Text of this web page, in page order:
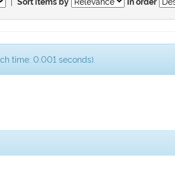
Sort items by In order
time: 0.001 seconds).